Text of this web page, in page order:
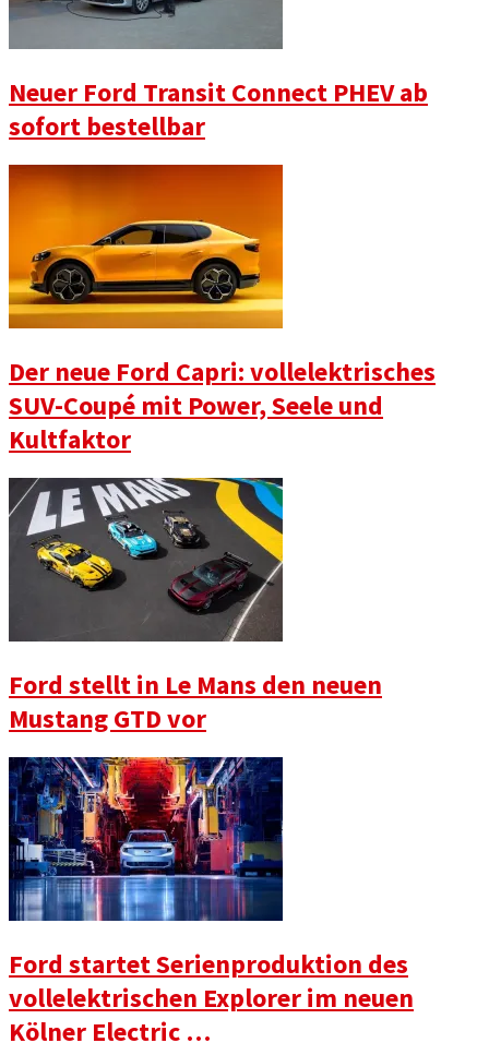
Neuer Ford Transit Connect PHEV ab
sofort bestellbar
Der neue Ford Capri: vollelektrisches
SUV-Coupé mit Power, Seele und
Kultfaktor
Ford stellt in Le Mans den neuen
Mustang GTD vor
Ford startet Serienproduktion des
vollelektrischen Explorer im neuen
Kölner Electric …